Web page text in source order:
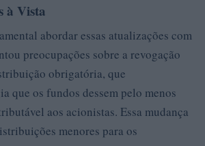
à Vista
abordar essas atualizações com
preocupações sobre a revogação
obrigatória, que
que os fundos dessem pelo menos
aos acionistas. Essa mudança
menores para os